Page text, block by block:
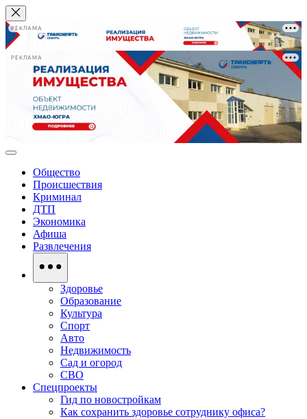
РЕКЛАМА
РЕКЛАМА
Общество
Происшествия
Криминал
ДТП
Экономика
Афиша
Развлечения
Здоровье
Образование
Культура
Спорт
Авто
Недвижимость
Сад и огород
СВО
Спецпроекты
Гид по новостройкам
Как сохранить здоровье сотруднику офиса?